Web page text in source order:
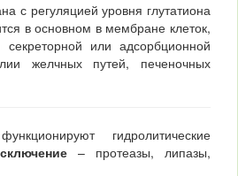
с регуляцией уровня глутатиона
в основном в мембране клеток,
или адсорбционной
желчных путей, печеночных
гидролитические
– протеазы, липазы,